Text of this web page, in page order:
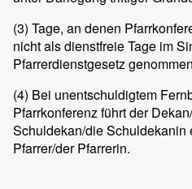
(3) Tage, an denen
nicht als dienstfreie Tage im
Pfarrerdienstgesetz
(4) Bei unentschuldigtem
Pfarrkonferenz führt der
Schuldekan/die Schuldekanin
Pfarrer/der Pfarrerin.